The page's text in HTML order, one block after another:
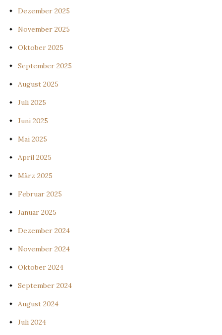
Dezember 2025
November 2025
Oktober 2025
September 2025
August 2025
Juli 2025
Juni 2025
Mai 2025
April 2025
März 2025
Februar 2025
Januar 2025
Dezember 2024
November 2024
Oktober 2024
September 2024
August 2024
Juli 2024